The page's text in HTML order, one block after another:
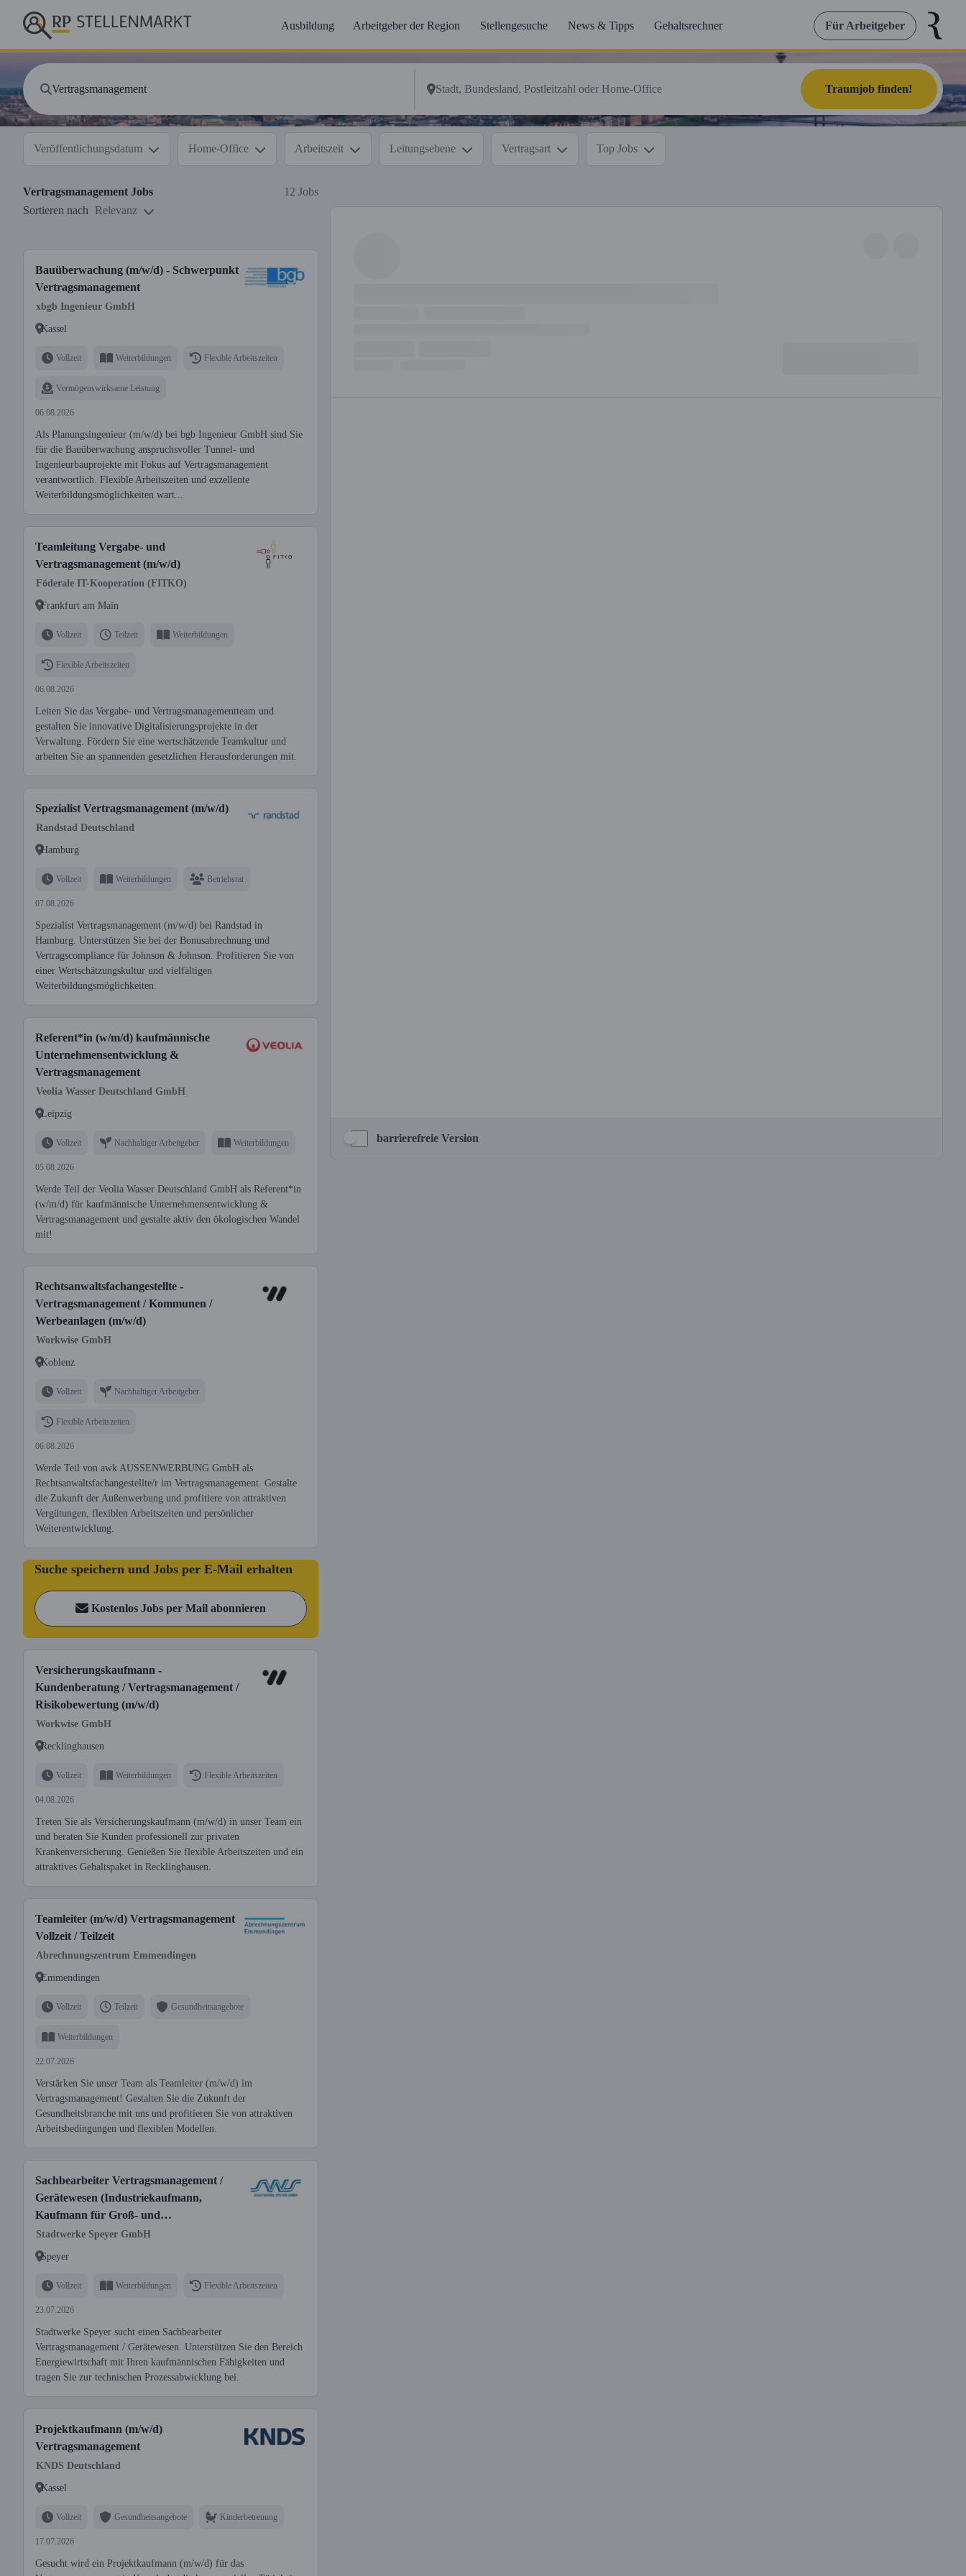
Ausbildung Arbeitgeber der Region Stellengesuche News & Tipps Gehaltsrechner Für Arbeitgeber
Traumjob finden!
Veröffentlichungsdatum Home-Office Arbeitszeit Leitungsebene Vertragsart Top Jobs
Vertragsmanagement Jobs
12 Jobs
Sortieren nach
Relevanz
Bauüberwachung (m/w/d) - Schwerpunkt
Vertragsmanagement
xbgb Ingenieur GmbH
Kassel
Vollzeit Weiterbildungen Flexible Arbeitszeiten
Vermögenswirksame Leistung
06.08.2026
Als Planungsingenieur (m/w/d) bei bgb Ingenieur GmbH sind Sie
für die Bauüberwachung anspruchsvoller Tunnel- und
Ingenieurbauprojekte mit Fokus auf Vertragsmanagement
verantwortlich. Flexible Arbeitszeiten und exzellente
Weiterbildungsmöglichkeiten wart...
Teamleitung Vergabe- und
Vertragsmanagement (m/w/d)
Föderale IT-Kooperation (FITKO)
Frankfurt am Main
Vollzeit Teilzeit Weiterbildungen
Flexible Arbeitszeiten
06.08.2026
Leiten Sie das Vergabe- und Vertragsmanagementteam und
gestalten Sie innovative Digitalisierungsprojekte in der
Verwaltung. Fördern Sie eine wertschätzende Teamkultur und
arbeiten Sie an spannenden gesetzlichen Herausforderungen mit.
Spezialist Vertragsmanagement (m/w/d)
Randstad Deutschland
Hamburg
Vollzeit Weiterbildungen Betriebsrat
07.08.2026
Spezialist Vertragsmanagement (m/w/d) bei Randstad in
Hamburg. Unterstützen Sie bei der Bonusabrechnung und
Vertragscompliance für Johnson & Johnson. Profitieren Sie von
einer Wertschätzungskultur und vielfältigen
Weiterbildungsmöglichkeiten.
Referent*in (w/m/d) kaufmännische
Unternehmensentwicklung &
Vertragsmanagement
Veolia Wasser Deutschland GmbH
Leipzig
Vollzeit Nachhaltiger Arbeitgeber Weiterbildungen
05.08.2026
Werde Teil der Veolia Wasser Deutschland GmbH als Referent*in
(w/m/d) für kaufmännische Unternehmensentwicklung &
Vertragsmanagement und gestalte aktiv den ökologischen Wandel
mit!
Rechtsanwaltsfachangestellte -
Vertragsmanagement / Kommunen /
Werbeanlagen (m/w/d)
Workwise GmbH
Koblenz
Vollzeit Nachhaltiger Arbeitgeber
Flexible Arbeitszeiten
06.08.2026
Werde Teil von awk AUSSENWERBUNG GmbH als
Rechtsanwaltsfachangestellte/r im Vertragsmanagement. Gestalte
die Zukunft der Außenwerbung und profitiere von attraktiven
Vergütungen, flexiblen Arbeitszeiten und persönlicher
Weiterentwicklung.
Suche speichern und Jobs per E-Mail erhalten
Kostenlos Jobs per Mail abonnieren
Versicherungskaufmann -
Kundenberatung / Vertragsmanagement /
Risikobewertung (m/w/d)
Workwise GmbH
Recklinghausen
Vollzeit Weiterbildungen Flexible Arbeitszeiten
04.08.2026
Treten Sie als Versicherungskaufmann (m/w/d) in unser Team ein
und beraten Sie Kunden professionell zur privaten
Krankenversicherung. Genießen Sie flexible Arbeitszeiten und ein
attraktives Gehaltspaket in Recklinghausen.
Teamleiter (m/w/d) Vertragsmanagement
Vollzeit / Teilzeit
Abrechnungszentrum Emmendingen
Emmendingen
Vollzeit Teilzeit Gesundheitsangebote
Weiterbildungen
22.07.2026
Verstärken Sie unser Team als Teamleiter (m/w/d) im
Vertragsmanagement! Gestalten Sie die Zukunft der
Gesundheitsbranche mit uns und profitieren Sie von attraktiven
Arbeitsbedingungen und flexiblen Modellen.
Sachbearbeiter Vertragsmanagement /
Gerätewesen (Industriekaufmann,
Kaufmann für Groß- und
Außenhandelsmanagement o. ä.) (m/w/d) -
Energiewirtschaft
Stadtwerke Speyer GmbH
Speyer
Vollzeit Weiterbildungen Flexible Arbeitszeiten
23.07.2026
Stadtwerke Speyer sucht einen Sachbearbeiter
Vertragsmanagement / Gerätewesen. Unterstützen Sie den Bereich
Energiewirtschaft mit Ihren kaufmännischen Fähigkeiten und
tragen Sie zur technischen Prozessabwicklung bei.
Projektkaufmann (m/w/d)
Vertragsmanagement
KNDS Deutschland
Kassel
Vollzeit Gesundheitsangebote Kinderbetreuung
17.07.2026
Gesucht wird ein Projektkaufmann (m/w/d) für das
barrierefreie Version